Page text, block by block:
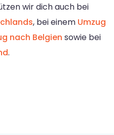
wir dich auch bei
, bei einem Umzug
nach Belgien sowie bei
.